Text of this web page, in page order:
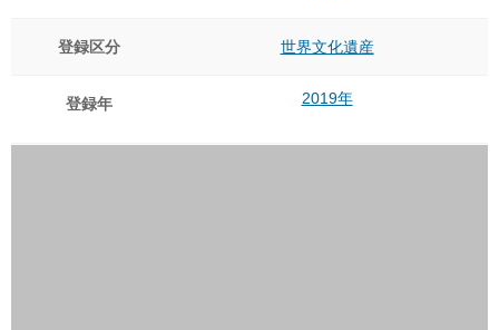
登録区分 世界文化遺産
登録年 2019年